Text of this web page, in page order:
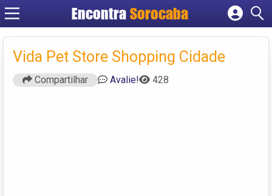
EncontraSorocaba
Cadastrar empresa
Criar conta
Vida Pet Store Shopping Cidade
Compartilhar Avalie! 428